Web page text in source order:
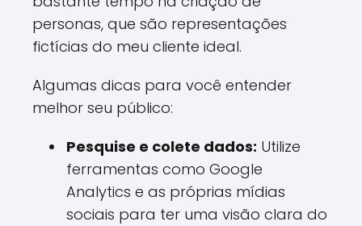
personas, que são representações
fictícias do meu cliente ideal.
Algumas dicas para você entender
melhor seu público:
Pesquise e colete dados: Utilize
ferramentas como Google
Analytics e as próprias mídias
sociais para ter uma visão clara do